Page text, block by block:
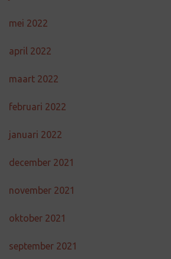
mei 2022
april 2022
maart 2022
februari 2022
januari 2022
december 2021
november 2021
oktober 2021
september 2021